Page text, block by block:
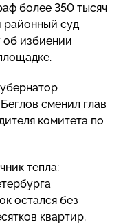
более 350 тысяч
районный суд
об избиении
сменил глав
комитета по
тепла:
остался без
квартир.